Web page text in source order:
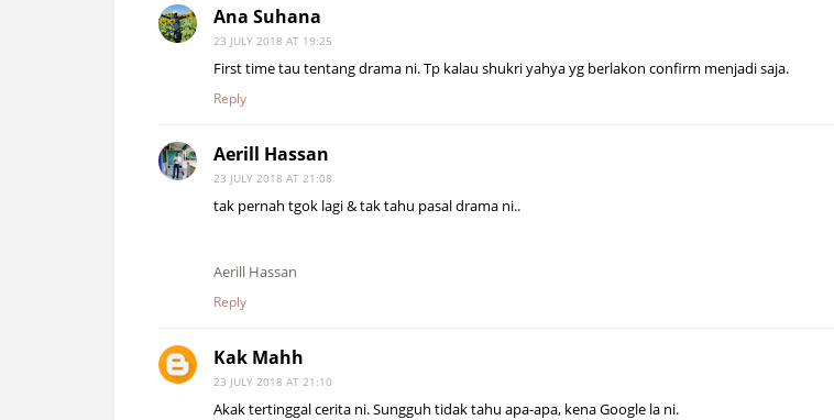
Ana Suhana
23 JULY 2018 AT 19:25
First time tau tentang drama ni. Tp kalau shukri yahya yg berlakon confirm menjadi saja.
Reply
Aerill Hassan
23 JULY 2018 AT 21:08
tak pernah tgok lagi & tak tahu pasal drama ni..
Aerill Hassan
Reply
Kak Mahh
23 JULY 2018 AT 21:10
Akak tertinggal cerita ni. Sungguh tidak tahu apa-apa, kena Google la ni.